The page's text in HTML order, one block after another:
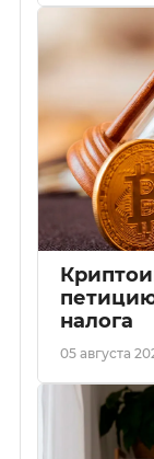
налога
05 августа